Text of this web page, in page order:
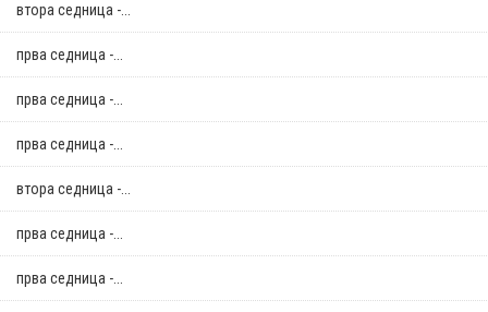
втора седница -...
прва седница -...
прва седница -...
прва седница -...
втора седница -...
прва седница -...
прва седница -...